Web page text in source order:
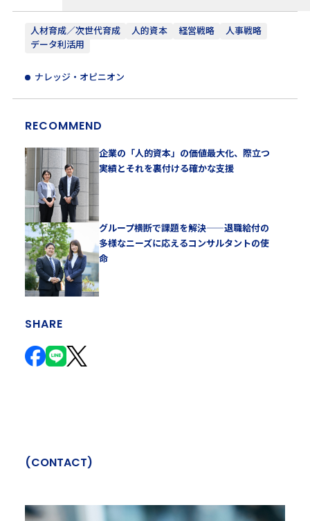
人材育成／次世代育成 人的資本 経営戦略
人事戦略
データ利活用
ナレッジ・オピニオン
RECOMMEND
企業の「人的資本」の価値最大化、際立つ
実績とそれを裏付ける確かな支援
グループ横断で課題を解決——退職給付の
多様なニーズに応えるコンサルタントの使
命
SHARE
(CONTACT)